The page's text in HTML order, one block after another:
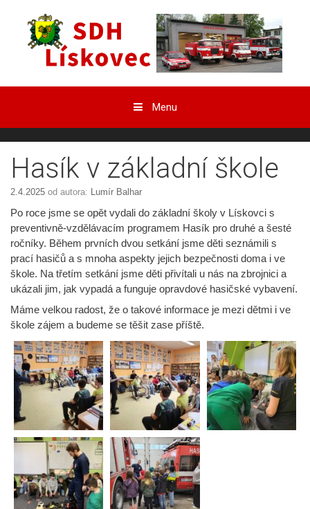
Menu
Hasík v základní škole
2.4.2025 od autora: Lumír Balhar
Po roce jsme se opět vydali do základní školy v Lískovci s
preventivně-vzdělávacím programem Hasík pro druhé a šesté
ročníky. Během prvních dvou setkání jsme děti seznámili s
prací hasičů a s mnoha aspekty jejich bezpečnosti doma i ve
škole. Na třetím setkání jsme děti přivítali u nás na zbrojnici a
ukázali jim, jak vypadá a funguje opravdové hasičské vybavení.
Máme velkou radost, že o takové informace je mezi dětmi i ve
škole zájem a budeme se těšit zase příště.